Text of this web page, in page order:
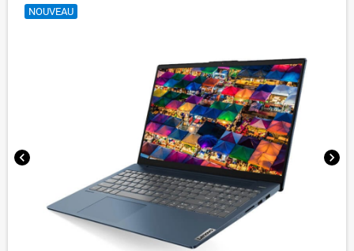
chevron_left chevron_right
NOUVEAU